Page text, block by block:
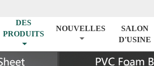
DES
PRODUITS
NOUVELLES
SALON
D'USINE